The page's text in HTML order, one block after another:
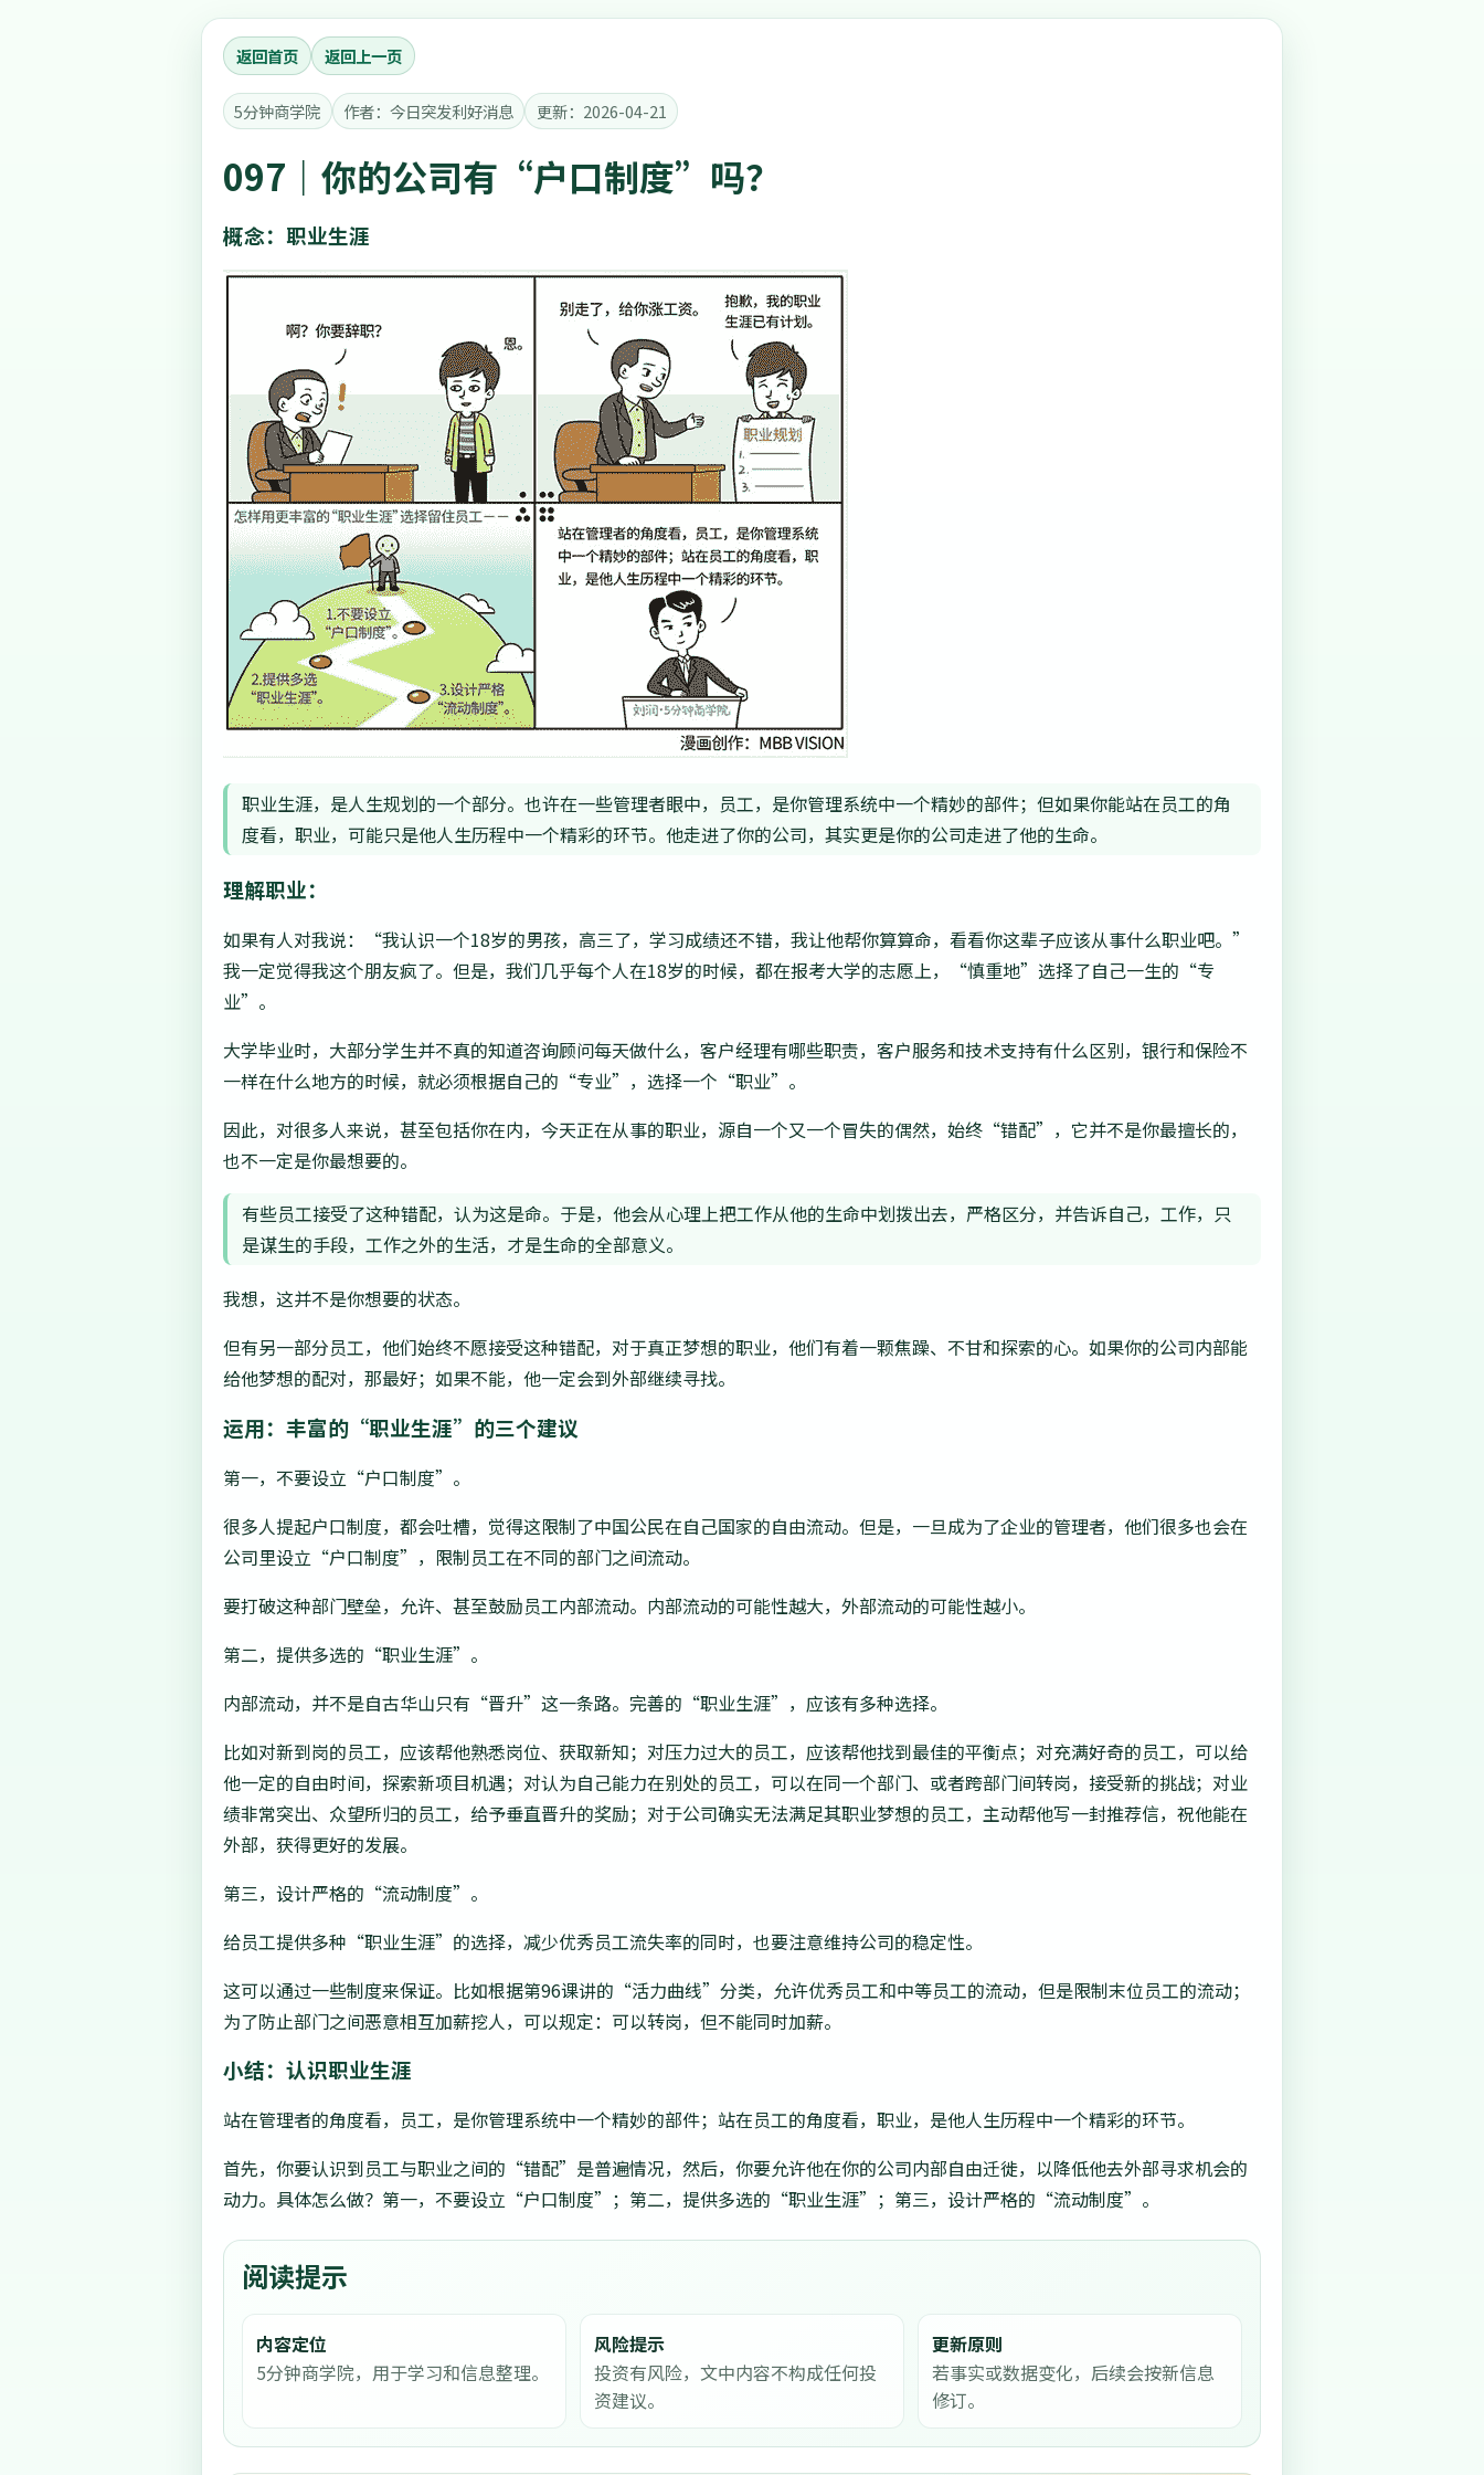
返回首页 返回上一页
5分钟商学院 作者：今日突发利好消息 更新：2026-04-21
097｜你的公司有“户口制度”吗？
概念：职业生涯
职业生涯，是人生规划的一个部分。也许在一些管理者眼中，员工，是你管理系统中一个精妙的部件；但如果你能站在员工的角
度看，职业，可能只是他人生历程中一个精彩的环节。他走进了你的公司，其实更是你的公司走进了他的生命。
理解职业：
如果有人对我说：“我认识一个18岁的男孩，高三了，学习成绩还不错，我让他帮你算算命，看看你这辈子应该从事什么职业吧。”
我一定觉得我这个朋友疯了。但是，我们几乎每个人在18岁的时候，都在报考大学的志愿上，“慎重地”选择了自己一生的“专
业”。
大学毕业时，大部分学生并不真的知道咨询顾问每天做什么，客户经理有哪些职责，客户服务和技术支持有什么区别，银行和保险不
一样在什么地方的时候，就必须根据自己的“专业”，选择一个“职业”。
因此，对很多人来说，甚至包括你在内，今天正在从事的职业，源自一个又一个冒失的偶然，始终“错配”，它并不是你最擅长的，
也不一定是你最想要的。
有些员工接受了这种错配，认为这是命。于是，他会从心理上把工作从他的生命中划拨出去，严格区分，并告诉自己，工作，只
是谋生的手段，工作之外的生活，才是生命的全部意义。
我想，这并不是你想要的状态。
但有另一部分员工，他们始终不愿接受这种错配，对于真正梦想的职业，他们有着一颗焦躁、不甘和探索的心。如果你的公司内部能
给他梦想的配对，那最好；如果不能，他一定会到外部继续寻找。
运用：丰富的“职业生涯”的三个建议
第一，不要设立“户口制度”。
很多人提起户口制度，都会吐槽，觉得这限制了中国公民在自己国家的自由流动。但是，一旦成为了企业的管理者，他们很多也会在
公司里设立“户口制度”，限制员工在不同的部门之间流动。
要打破这种部门壁垒，允许、甚至鼓励员工内部流动。内部流动的可能性越大，外部流动的可能性越小。
第二，提供多选的“职业生涯”。
内部流动，并不是自古华山只有“晋升”这一条路。完善的“职业生涯”，应该有多种选择。
比如对新到岗的员工，应该帮他熟悉岗位、获取新知；对压力过大的员工，应该帮他找到最佳的平衡点；对充满好奇的员工，可以给
他一定的自由时间，探索新项目机遇；对认为自己能力在别处的员工，可以在同一个部门、或者跨部门间转岗，接受新的挑战；对业
绩非常突出、众望所归的员工，给予垂直晋升的奖励；对于公司确实无法满足其职业梦想的员工，主动帮他写一封推荐信，祝他能在
外部，获得更好的发展。
第三，设计严格的“流动制度”。
给员工提供多种“职业生涯”的选择，减少优秀员工流失率的同时，也要注意维持公司的稳定性。
这可以通过一些制度来保证。比如根据第96课讲的“活力曲线”分类，允许优秀员工和中等员工的流动，但是限制末位员工的流动；
为了防止部门之间恶意相互加薪挖人，可以规定：可以转岗，但不能同时加薪。
小结：认识职业生涯
站在管理者的角度看，员工，是你管理系统中一个精妙的部件；站在员工的角度看，职业，是他人生历程中一个精彩的环节。
首先，你要认识到员工与职业之间的“错配”是普遍情况，然后，你要允许他在你的公司内部自由迁徙，以降低他去外部寻求机会的
动力。具体怎么做？第一，不要设立“户口制度”；第二，提供多选的“职业生涯”；第三，设计严格的“流动制度”。
阅读提示
内容定位
5分钟商学院，用于学习和信息整理。
风险提示
投资有风险，文中内容不构成任何投
资建议。
更新原则
若事实或数据变化，后续会按新信息
修订。